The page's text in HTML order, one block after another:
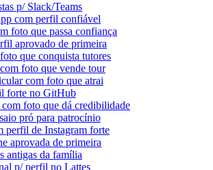
p/ Slack/Teams
com perfil confiável
foto que passa confiança
aprovado de primeira
que conquista tutores
foto que vende tour
com foto que atrai
forte no GitHub
foto que dá credibilidade
pró para patrocínio
perfil de Instagram forte
aprovada de primeira
antigas da família
p/ perfil no Lattes